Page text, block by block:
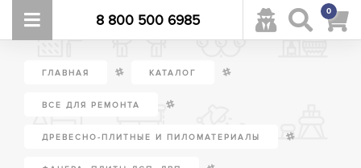
8 800 500 6985
0
ГЛАВНАЯ / КАТАЛОГ /
ВСЕ ДЛЯ РЕМОНТА /
ДРЕВЕСНО-ПЛИТНЫЕ И ПИЛОМАТЕРИАЛЫ /